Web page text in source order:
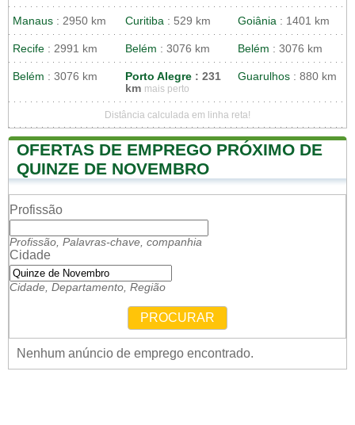
Manaus : 2950 km Curitiba : 529 km Goiânia : 1401 km
Recife : 2991 km Belém : 3076 km Belém : 3076 km
Belém : 3076 km Porto Alegre : 231
km mais perto
Guarulhos : 880 km
Distância calculada em linha reta!
OFERTAS DE EMPREGO PRÓXIMO DE
QUINZE DE NOVEMBRO
Profissão
Profissão, Palavras-chave, companhia
Cidade
Cidade, Departamento, Região
PROCURAR
Nenhum anúncio de emprego encontrado.